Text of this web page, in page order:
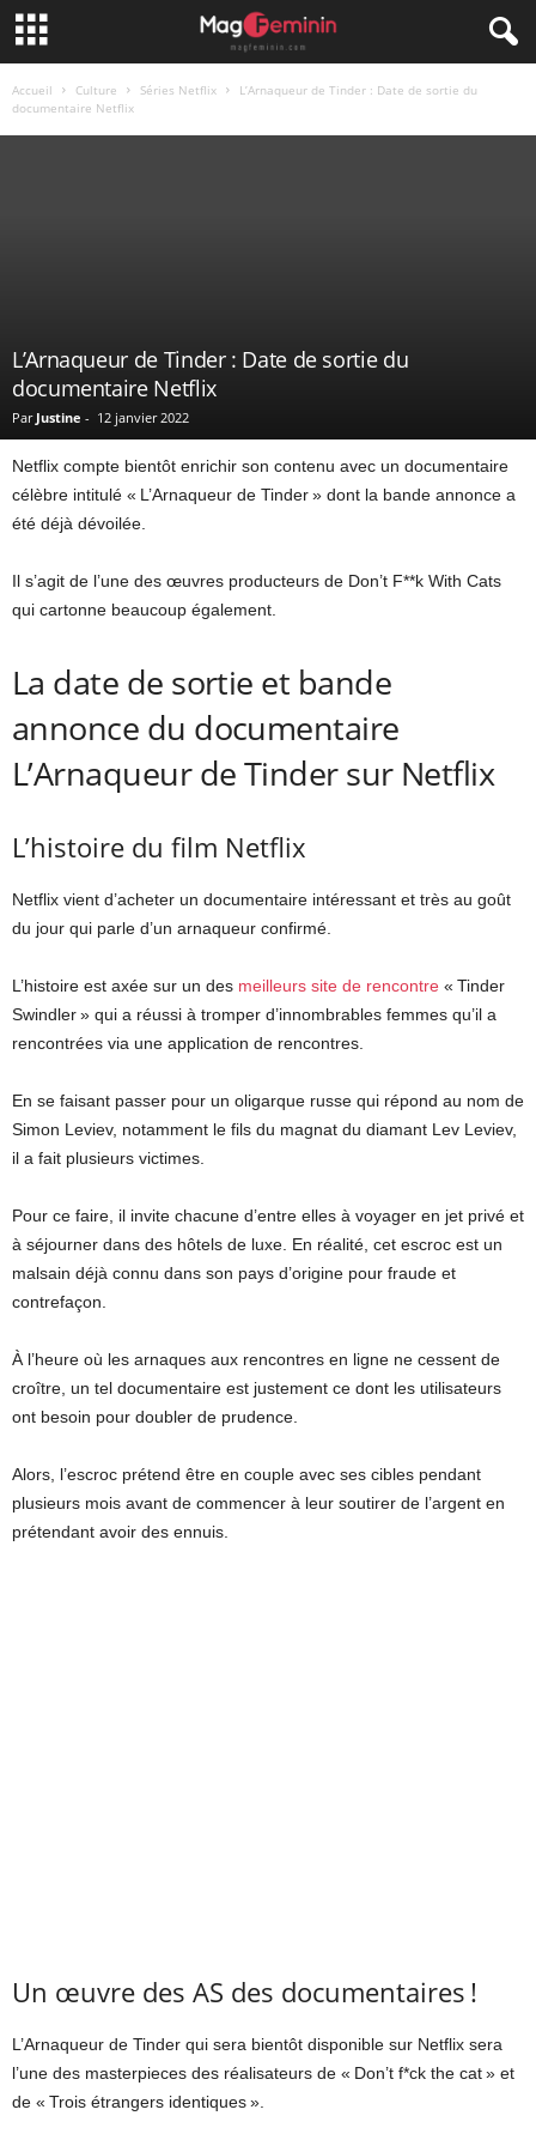
Accueil Culture Séries Netflix
L’Arnaqueur de Tinder : Date de sortie du
documentaire Netflix
L’Arnaqueur de Tinder : Date de sortie du
documentaire Netflix
Par Justine - 12 janvier 2022
Netflix compte bientôt enrichir son contenu avec un documentaire
célèbre intitulé « L’Arnaqueur de Tinder » dont la bande annonce a
été déjà dévoilée.
Il s’agit de l’une des œuvres producteurs de Don’t F**k With Cats
qui cartonne beaucoup également.
La date de sortie et bande
annonce du documentaire
L’Arnaqueur de Tinder sur Netflix
L’histoire du film Netflix
Netflix vient d’acheter un documentaire intéressant et très au goût
du jour qui parle d’un arnaqueur confirmé.
L’histoire est axée sur un des meilleurs site de rencontre « Tinder
Swindler » qui a réussi à tromper d’innombrables femmes qu’il a
rencontrées via une application de rencontres.
En se faisant passer pour un oligarque russe qui répond au nom de
Simon Leviev, notamment le fils du magnat du diamant Lev Leviev,
il a fait plusieurs victimes.
Pour ce faire, il invite chacune d’entre elles à voyager en jet privé et
à séjourner dans des hôtels de luxe. En réalité, cet escroc est un
malsain déjà connu dans son pays d’origine pour fraude et
contrefaçon.
À l’heure où les arnaques aux rencontres en ligne ne cessent de
croître, un tel documentaire est justement ce dont les utilisateurs
ont besoin pour doubler de prudence.
Alors, l’escroc prétend être en couple avec ses cibles pendant
plusieurs mois avant de commencer à leur soutirer de l’argent en
prétendant avoir des ennuis.
Un œuvre des AS des documentaires !
L’Arnaqueur de Tinder qui sera bientôt disponible sur Netflix sera
l’une des masterpieces des réalisateurs de « Don’t f*ck the cat » et
de « Trois étrangers identiques ».